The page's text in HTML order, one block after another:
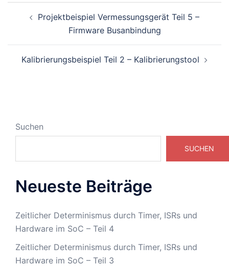
Projektbeispiel Vermessungsgerät Teil 5 –
Firmware Busanbindung
Kalibrierungsbeispiel Teil 2 – Kalibrierungstool
Suchen
SUCHEN
Neueste Beiträge
Zeitlicher Determinismus durch Timer, ISRs und
Hardware im SoC – Teil 4
Zeitlicher Determinismus durch Timer, ISRs und
Hardware im SoC – Teil 3